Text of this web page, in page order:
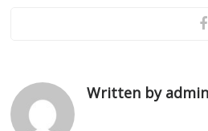
Written by